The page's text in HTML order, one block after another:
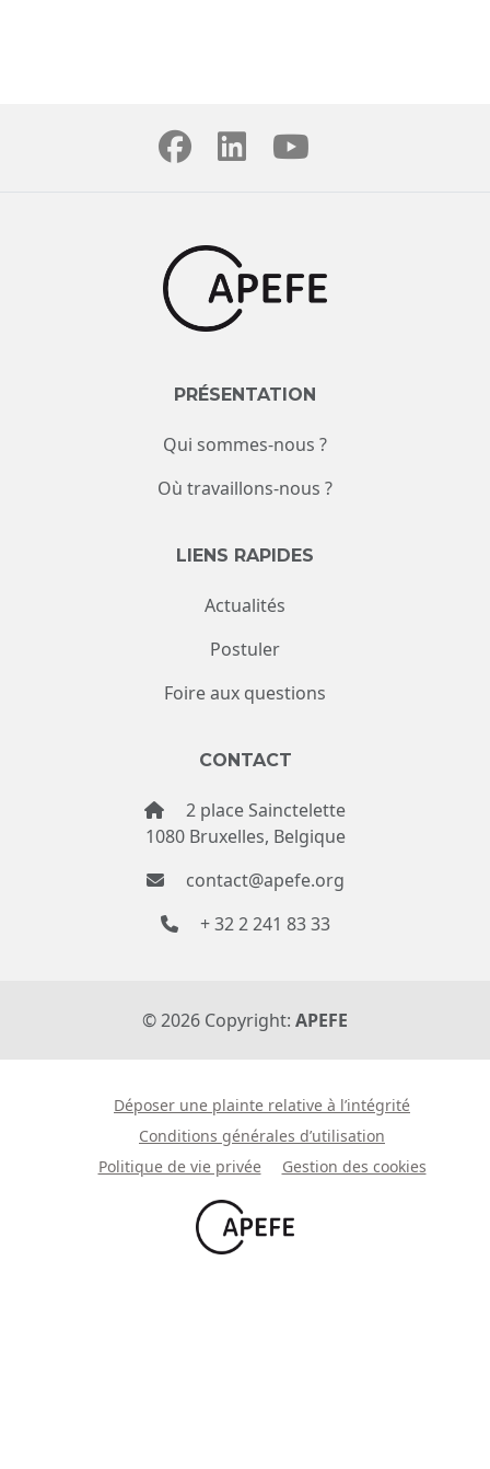
PRÉSENTATION
Qui sommes-nous ?
Où travaillons-nous ?
LIENS RAPIDES
Actualités
Postuler
Foire aux questions
CONTACT
2 place Sainctelette
1080 Bruxelles, Belgique
contact@apefe.org
+ 32 2 241 83 33
©2026 Copyright: APEFE
Déposer une plainte relative à l’intégrité
Conditions générales d’utilisation
Politique de vie privée
Gestion des cookies